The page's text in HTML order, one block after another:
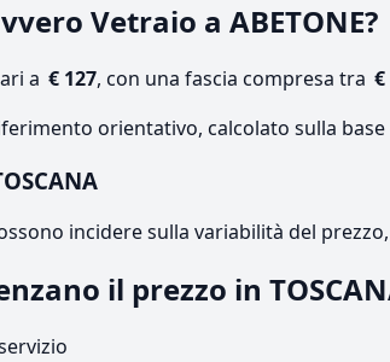
Vetraio a ABETONE?
a € 127, con una fascia compresa tra €
orientativo, calcolato sulla base
incidere sulla variabilità del
il prezzo in